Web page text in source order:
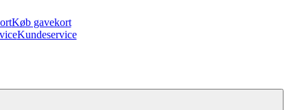
Køb gavekort
Kundeservice